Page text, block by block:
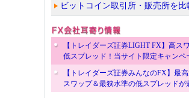
ビットコイン取引所・販売所を比
【トレイダーズ証券LIGHT FX】高ス
低スプレッド！当サイト限定キャンペ
【トレイダーズ証券みんなのFX】最
スワップ＆最狭水準の低スプレッドが